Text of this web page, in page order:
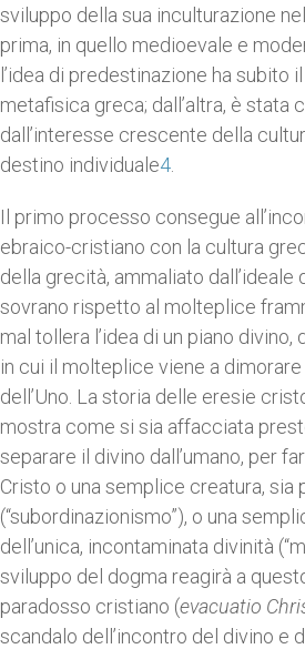
sviluppo della sua inculturazione
prima, in quello medioevale e
l’idea di predestinazione ha subito
metafisica greca; dall’altra, è stata
dall’interesse crescente della
destino individuale4
Il primo processo consegue
ebraico-cristiano con la cultura
della grecità, ammaliato dall’ideale
sovrano rispetto al molteplice
mal tollera l’idea di un piano divino,
in cui il molteplice viene a
dell’Uno. La storia delle eresie
mostra come si sia affacciata
separare il divino dall’umano, per
Cristo o una semplice creatura, sia
(“subordinazionismo”), o una
dell’unica, incontaminata divinità
sviluppo del dogma reagirà a
paradosso cristiano (evacuatio
scandalo dell’incontro del divino e